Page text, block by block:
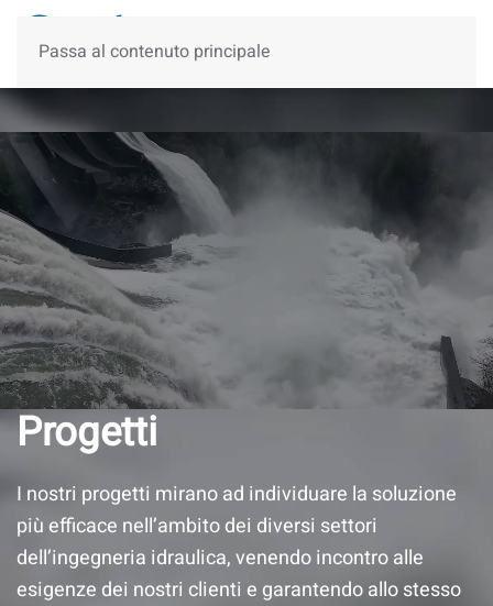
Passa al contenuto principale
Progetti
I nostri progetti mirano ad individuare la soluzione
più efficace nell’ambito dei diversi settori
dell’ingegneria idraulica, venendo incontro alle
esigenze dei nostri clienti e garantendo allo stesso